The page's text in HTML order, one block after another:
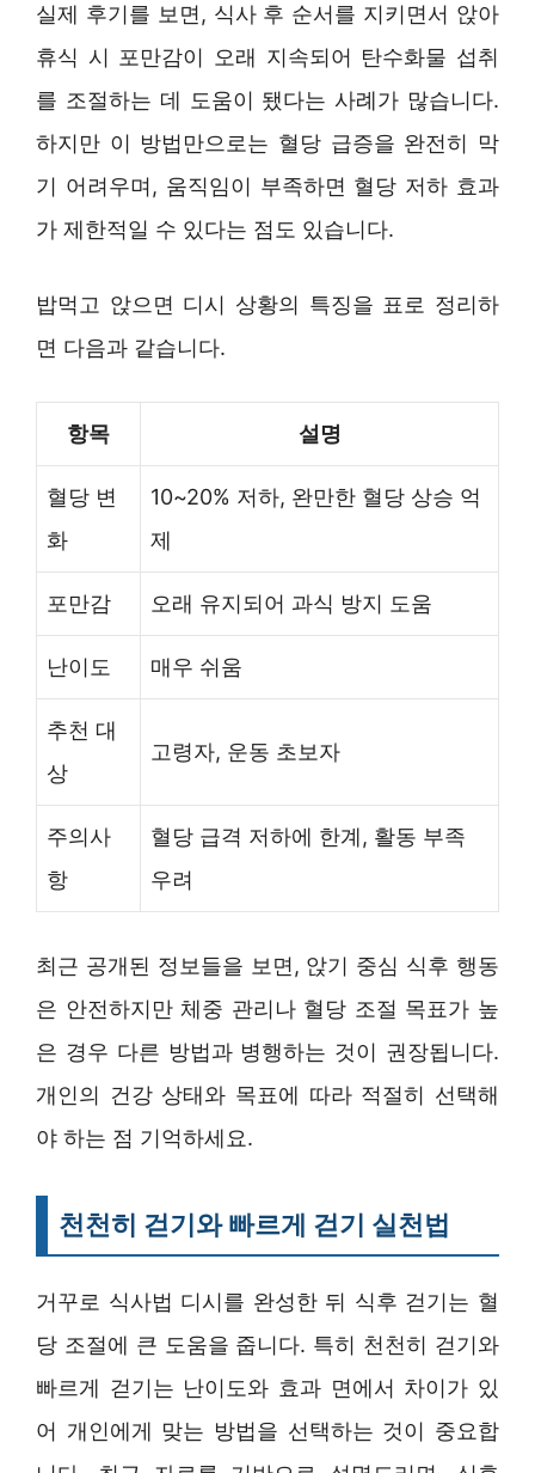
실제 후기를 보면, 식사 후 순서를 지키면서 앉아
휴식 시 포만감이 오래 지속되어 탄수화물 섭취
를 조절하는 데 도움이 됐다는 사례가 많습니다.
하지만 이 방법만으로는 혈당 급증을 완전히 막
기 어려우며, 움직임이 부족하면 혈당 저하 효과
가 제한적일 수 있다는 점도 있습니다.
밥먹고 앉으면 디시 상황의 특징을 표로 정리하
면 다음과 같습니다.
항목 설명
혈당 변
화
10~20% 저하, 완만한 혈당 상승 억
제
포만감 오래 유지되어 과식 방지 도움
난이도 매우 쉬움
추천 대
상
고령자, 운동 초보자
주의사
항
혈당 급격 저하에 한계, 활동 부족
우려
최근 공개된 정보들을 보면, 앉기 중심 식후 행동
은 안전하지만 체중 관리나 혈당 조절 목표가 높
은 경우 다른 방법과 병행하는 것이 권장됩니다.
개인의 건강 상태와 목표에 따라 적절히 선택해
야 하는 점 기억하세요.
천천히 걷기와 빠르게 걷기 실천법
거꾸로 식사법 디시를 완성한 뒤 식후 걷기는 혈
당 조절에 큰 도움을 줍니다. 특히 천천히 걷기와
빠르게 걷기는 난이도와 효과 면에서 차이가 있
어 개인에게 맞는 방법을 선택하는 것이 중요합